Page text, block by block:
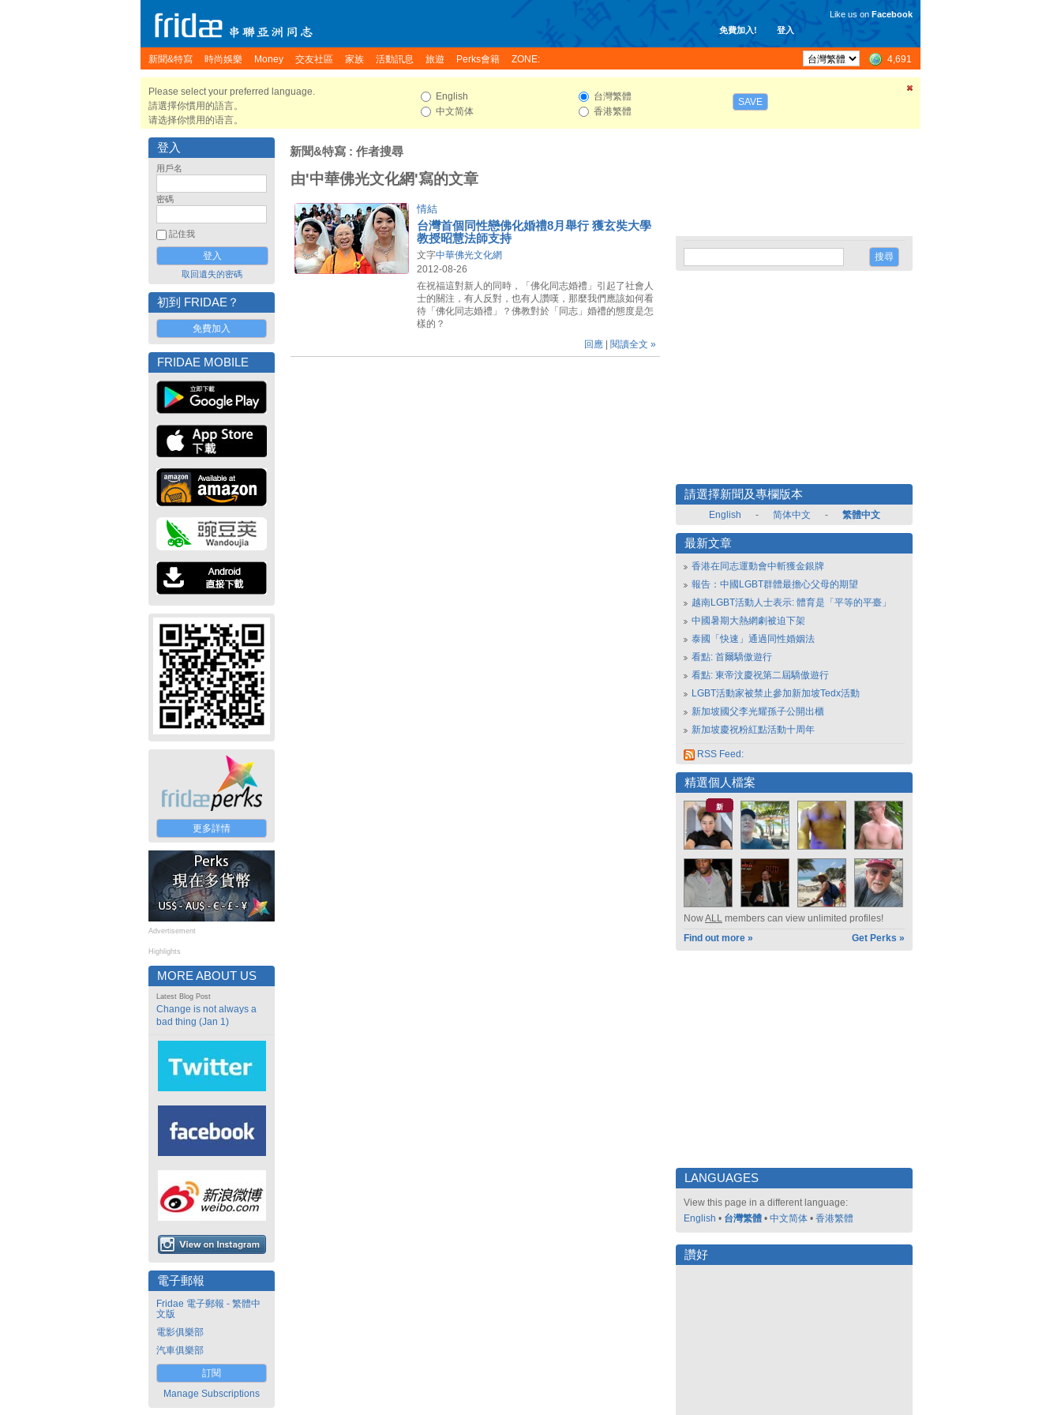
免費加入! 登入
Like us on Facebook
新聞&特寫 時尚娛樂 Money 交友社區 家族 活動訊息 旅遊 Perks會籍 ZONE: 4,691
Please select your preferred language.
請選擇你慣用的語言。
请选择你惯用的语言。
English
中文简体
台灣繁體
香港繁體
SAVE
登入
用戶名
密碼
記住我
取回遺失的密碼
初到 FRIDAE？
免費加入
FRIDAE MOBILE
更多詳情
Advertisement
Highlights
MORE ABOUT US
Latest Blog Post
Change is not always a
bad thing (Jan 1)
電子郵報
Fridae 電子郵報 - 繁體中
文版
電影俱樂部
汽車俱樂部
訂閱
Manage Subscriptions
新聞&特寫 : 作者搜尋
由'中華佛光文化網'寫的文章
情結
台灣首個同性戀佛化婚禮8月舉行 獲玄奘大學
教授昭慧法師支持
文字中華佛光文化網
2012-08-26
在祝福這對新人的同時，「佛化同志婚禮」引起了社會人
士的關注，有人反對，也有人讚嘆，那麼我們應該如何看
待「佛化同志婚禮」？佛教對於「同志」婚禮的態度是怎
樣的？
回應
閱讀全文 »
請選擇新聞及專欄版本
English - 简体中文 - 繁體中文
最新文章
香港在同志運動會中斬獲金銀牌
報告：中國LGBT群體最擔心父母的期望
越南LGBT活動人士表示: 體育是「平等的平臺」
中國暑期大熱網劇被迫下架
泰國「快速」通過同性婚姻法
看點: 首爾驕傲遊行
看點: 東帝汶慶祝第二屆驕傲遊行
LGBT活動家被禁止參加新加坡Tedx活動
新加坡國父李光耀孫子公開出櫃
新加坡慶祝粉紅點活動十周年
RSS Feed:
精選個人檔案
新
NowALL members can view unlimited profiles!
Find out more »
Get Perks »
LANGUAGES
View this page in a different language:
English • 台灣繁體 • 中文简体 • 香港繁體
讚好